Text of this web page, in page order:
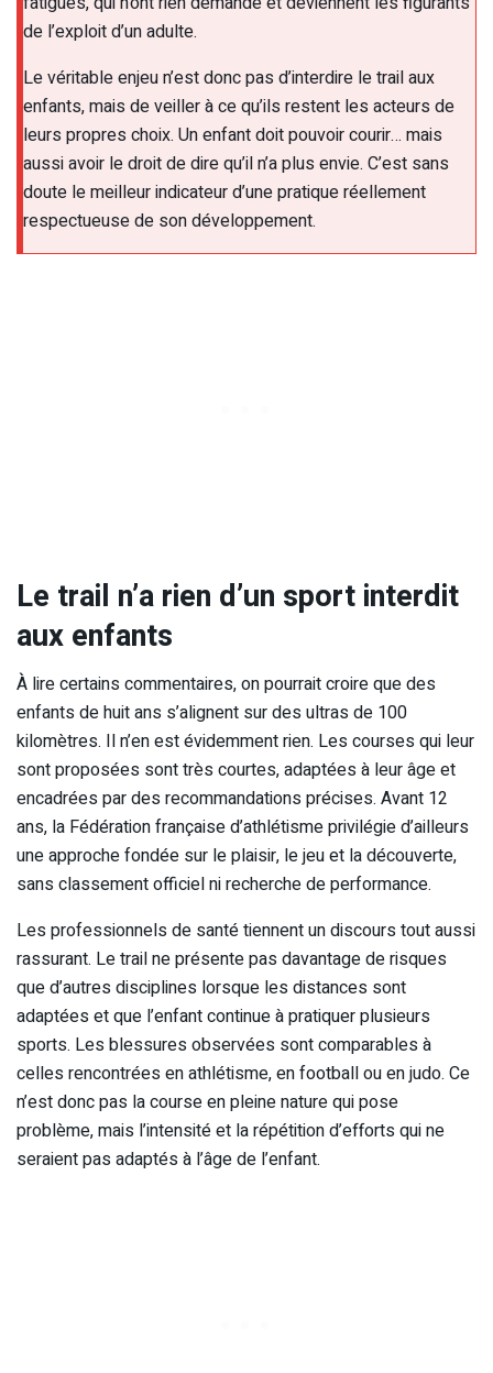
de l’exploit d’un adulte.
Le véritable enjeu n’est donc pas d’interdire le trail aux
enfants, mais de veiller à ce qu’ils restent les acteurs de
leurs propres choix. Un enfant doit pouvoir courir… mais
aussi avoir le droit de dire qu’il n’a plus envie. C’est sans
doute le meilleur indicateur d’une pratique réellement
respectueuse de son développement.
Le trail n’a rien d’un sport interdit
aux enfants
À lire certains commentaires, on pourrait croire que des
enfants de huit ans s’alignent sur des ultras de 100
kilomètres. Il n’en est évidemment rien. Les courses qui leur
sont proposées sont très courtes, adaptées à leur âge et
encadrées par des recommandations précises. Avant 12
ans, la Fédération française d’athlétisme privilégie d’ailleurs
une approche fondée sur le plaisir, le jeu et la découverte,
sans classement officiel ni recherche de performance.
Les professionnels de santé tiennent un discours tout aussi
rassurant. Le trail ne présente pas davantage de risques
que d’autres disciplines lorsque les distances sont
adaptées et que l’enfant continue à pratiquer plusieurs
sports. Les blessures observées sont comparables à
celles rencontrées en athlétisme, en football ou en judo. Ce
n’est donc pas la course en pleine nature qui pose
problème, mais l’intensité et la répétition d’efforts qui ne
seraient pas adaptés à l’âge de l’enfant.